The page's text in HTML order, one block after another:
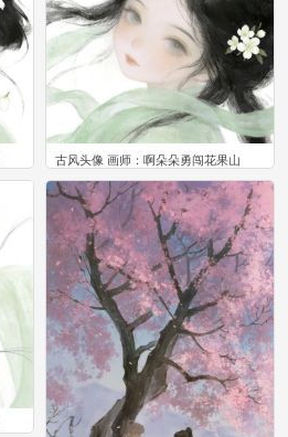
古风头像 画师：啊朵朵勇闯花果山
0